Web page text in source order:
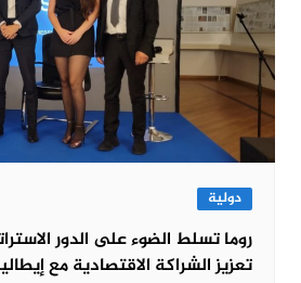
دولية
روما تسلط الضوء على الدور
تعزيز الشراكة الاقتصادية مع